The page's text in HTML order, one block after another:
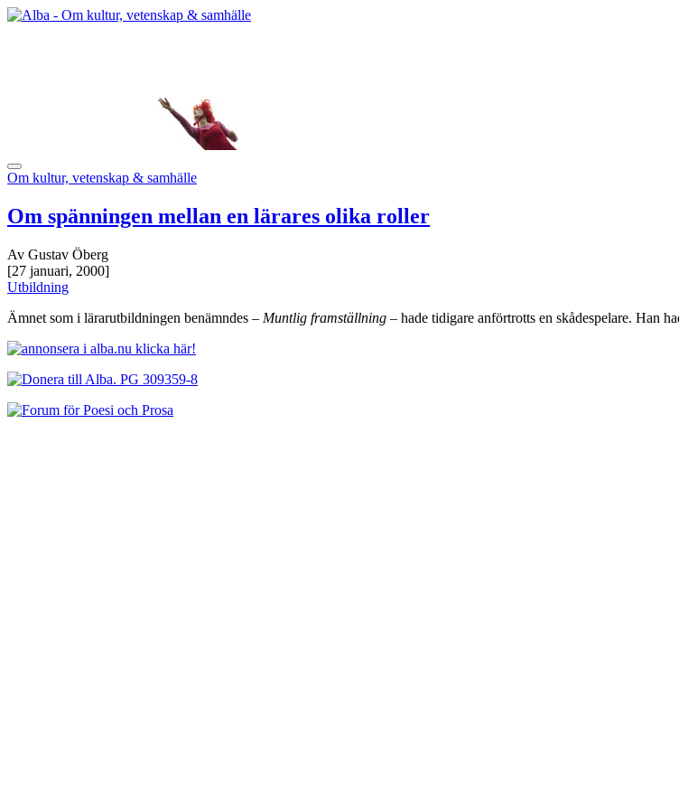
Om kultur, vetenskap & samhälle
Om spänningen mellan en lärares olika roller
Av Gustav Öberg
[27 januari, 2000]
Utbildning
Ämnet som i lärarutbildningen benämndes – Muntlig framställning – hade tidigare anförtrotts en skådespelare. Han